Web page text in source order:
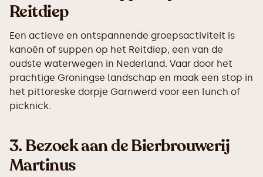
Reitdiep
Een actieve en ontspannende groepsactiviteit is
kanoën of suppen op het Reitdiep, een van de
oudste waterwegen in Nederland. Vaar door het
prachtige Groningse landschap en maak een stop in
het pittoreske dorpje Garnwerd voor een lunch of
picknick.
3.Bezoek aan de Bierbrouwerij
Martinus